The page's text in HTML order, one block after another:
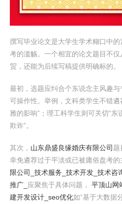
撰写毕业论文是大学生学术糊口中
考的滥觞。一个相宜的论文题目不
贸，还能为后续写稿提供明确标的。
最初，选题应纠合个东说念主风趣
可操作性。举例，文科类学生不错
雅的影响”；理工科学生则可关切“
欺诈”。
其次， 山东鼎盛良缘婚庆有限公司 题
幸免遴荐过于平淡或已被庸俗盘考的
限公司_技术服务_技术开发_技术咨
推广_ 应聚焦于具体问题， 平顶山网
建开发设计_seo优化如“基于大数据